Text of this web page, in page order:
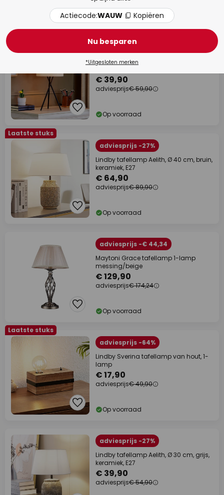
Op voorraad
adviesprijs -33%
Lindby tafellamp Soula, Ø 26 cm,
€ 39,90
adviesprijs€ 59,90
Op voorraad
Laatste stuks
adviesprijs -27%
Lindby tafellamp Aelith, Ø 40 cm, bruin,
keramiek, E27
€ 64,90
adviesprijs€ 89,90
Op voorraad
adviesprijs -€ 44,34
Maytoni Grace tafellamp 1-lamp
messing/beige
€ 129,90
adviesprijs€ 174,24
Op voorraad
Laatste stuks
adviesprijs -64%
Lindby Sverina tafellamp van hout, 1-
lamp
€ 17,90
adviesprijs€ 49,90
Op voorraad
adviesprijs -27%
Lindby tafellamp Aelith, Ø 30 cm, grijs,
keramiek, E27
€ 39,90
adviesprijs€ 54,90
Actiecode:WAUW Kopiëren
Nu besparen
*Uitgesloten merken